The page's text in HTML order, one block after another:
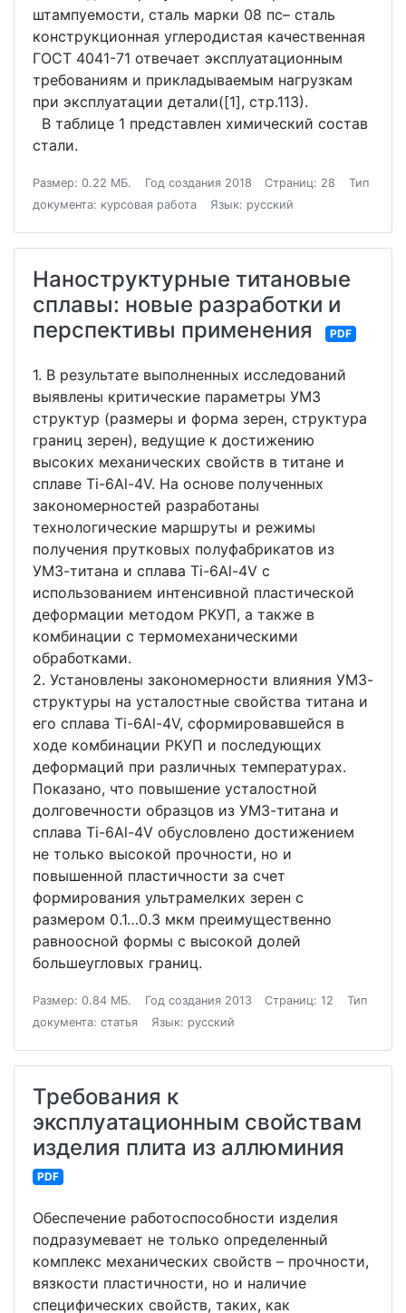
штампуемости, сталь марки 08 пс– сталь
конструкционная углеродистая качественная
ГОСТ 4041-71 отвечает эксплуатационным
требованиям и прикладываемым нагрузкам
при эксплуатации детали([1], стр.113).
В таблице 1 представлен химический состав
стали.
Размер: 0.22 МБ. Год создания 2018 Страниц: 28
Тип
документа: курсовая работа
Язык: русский
Наноструктурные титановые
сплавы: новые разработки и
перспективы применения
PDF
1. В результате выполненных исследований
выявлены критические параметры УМЗ
структур (размеры и форма зерен, структура
границ зерен), ведущие к достижению
высоких механических свойств в титане и
сплаве Ti-6Al-4V. На основе полученных
закономерностей разработаны
технологические маршруты и режимы
получения прутковых полуфабрикатов из
УМЗ-титана и сплава Ti-6Al-4V с
использованием интенсивной пластической
деформации методом РКУП, а также в
комбинации с термомеханическими
обработками.
2. Установлены закономерности влияния УМЗ-
структуры на усталостные свойства титана и
его сплава Ti-6Al-4V, сформировавшейся в
ходе комбинации РКУП и последующих
деформаций при различных температурах.
Показано, что повышение усталостной
долговечности образцов из УМЗ-титана и
сплава Ti-6Al-4V обусловлено достижением
не только высокой прочности, но и
повышенной пластичности за счет
формирования ультрамелких зерен с
размером 0.1…0.3 мкм преимущественно
равноосной формы с высокой долей
большеугловых границ.
Размер: 0.84 МБ. Год создания 2013 Страниц: 12
Тип
документа: статья
Язык: русский
Требования к
эксплуатационным свойствам
изделия плита из аллюминия
PDF
Обеспечение работоспособности изделия
подразумевает не только определенный
комплекс механических свойств – прочности,
вязкости пластичности, но и наличие
специфических свойств, таких, как